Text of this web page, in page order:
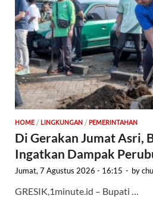
HOME / LINGKUNGAN / PEMERINTAHAN
Di Gerakan Jumat Asri,
Ingatkan Dampak
Jumat, 7 Agustus 2026 - 16:15 - by
GRESIK,1minute.id – Bupati …